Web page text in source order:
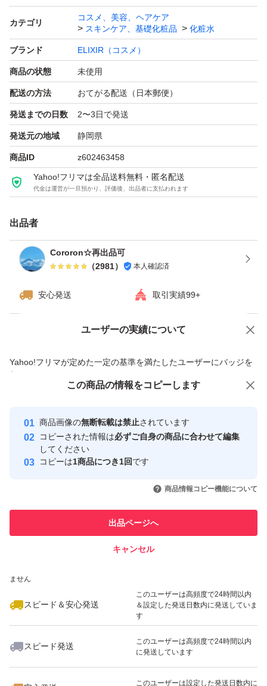
カテゴリ
コスメ、美容、ヘアケア
スキンケア、基礎化粧品
化粧水
ブランド ELIXIR（コスメ）
商品の状態 未使用
配送の方法 おてがる配送（日本郵便）
発送までの日数 2〜3日で発送
発送元の地域 静岡県
商品ID z602463458
Yahoo!フリマは全品送料無料・匿名配送
代金は運営が一旦預かり、評価後、出品者に支払われます
出品者
Cororon☆再出品可
（2981） 本人確認済
安心発送 取引実績99+
ユーザーの実績について
Yahoo!フリマが定めた一定の基準を満たしたユーザーにバッジを
付与しています
安心取引出品者
心・安全なユーザーです
取引実績
引を完了させた実績があります
での取引実績があります
ません
スピード＆安心発送
このユーザーは高頻度で24時間以内
＆設定した発送日数内に発送していま
す
スピード発送
このユーザーは高頻度で24時間以内
に発送しています
このユーザーは設定した発送日数内に
価格の相談 商品への質問
この商品の情報をコピーします
商品画像の無断転載は禁止されています
コピーされた情報は必ずご自身の商品に合わせて編集
してください
コピーは1商品につき1回です
商品情報コピー機能について
出品ページへ
キャンセル
この商品をみている人にオススメ
いいね！
2,390